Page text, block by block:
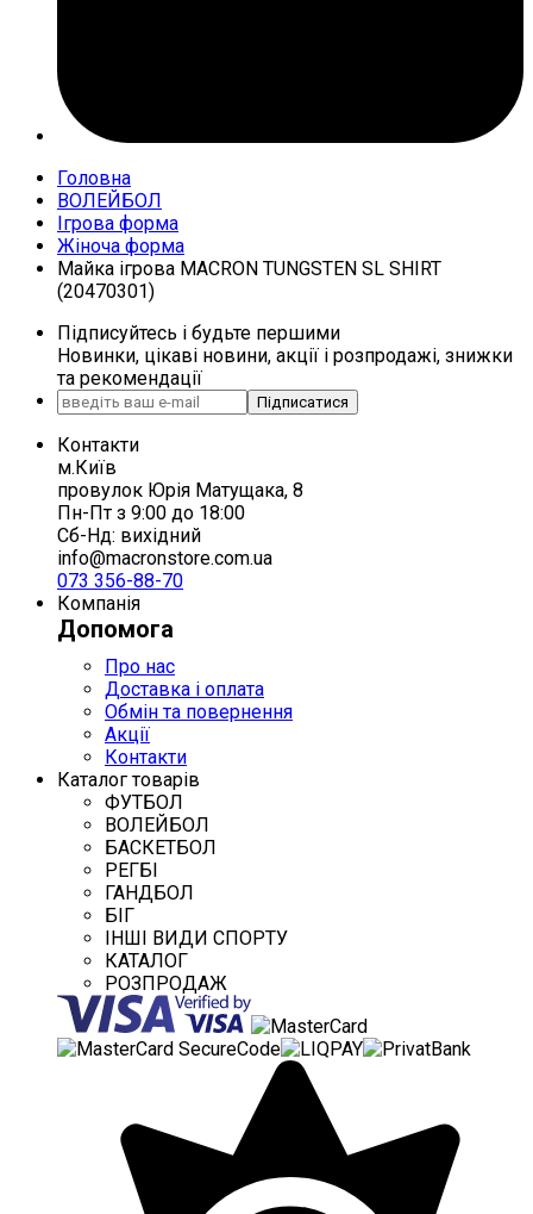
Головна
ВОЛЕЙБОЛ
Ігрова форма
Жіноча форма
Майка ігрова MACRON TUNGSTEN SL SHIRT
(20470301)
Підписуйтесь і будьте першими
Новинки, цікаві новини, акції і розпродажі, знижки
та рекомендації
Підписатися
Контакти
м.Київ
провулок Юрія Матущака, 8
Пн-Пт з 9:00 до 18:00
Сб-Нд: вихідний
info@macronstore.com.ua
073 356-88-70
Компанія
Допомога
Про нас
Доставка і оплата
Обмін та повернення
Акції
Контакти
Каталог товарів
ФУТБОЛ
ВОЛЕЙБОЛ
БАСКЕТБОЛ
РЕГБІ
ГАНДБОЛ
БІГ
ІНШІ ВИДИ СПОРТУ
КАТАЛОГ
РОЗПРОДАЖ